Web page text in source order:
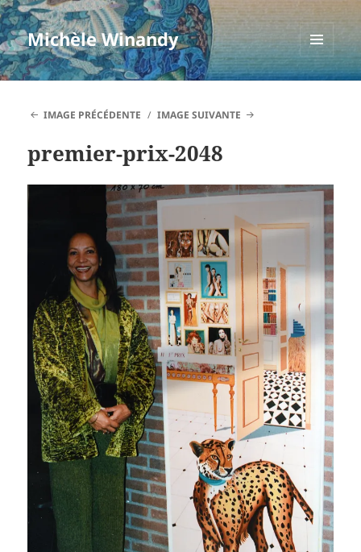
Michèle Winandy
MENU
ET
IMAGE PRÉCÉDENTE
IMAGE SUIVANTE
premier-prix-2048